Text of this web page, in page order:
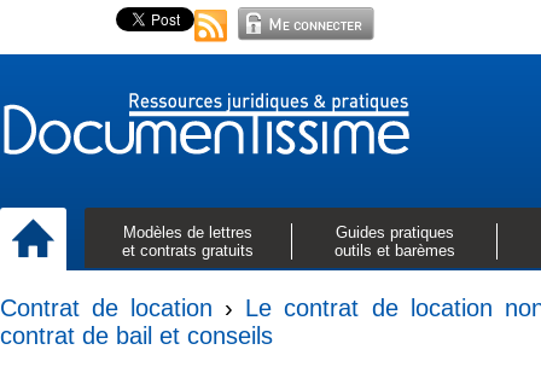
Modèles de lettres
et contrats gratuits
Guides pratiques
outils et barèmes
Contrat de location › Le contrat de location
contrat de bail et conseils